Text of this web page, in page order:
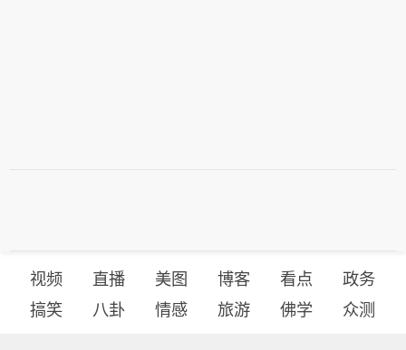
视频 直播 美图 博客 看点
政务
搞笑
八卦 情感 旅游 佛学 众测